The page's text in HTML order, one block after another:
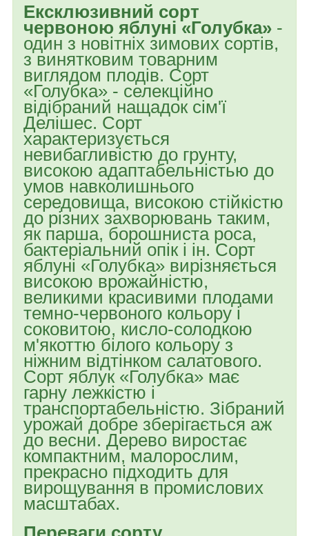
Ексклюзивний сорт
червоною яблуні «Голубка» -
один з новітніх зимових сортів,
з винятковим товарним
виглядом плодів. Сорт
«Голубка» - селекційно
відібраний нащадок сім'ї
Делішес. Сорт
характеризується
невибагливістю до грунту,
високою адаптабельністью до
умов навколишнього
середовища, високою стійкістю
до різних захворювань таким,
як парша, борошниста роса,
бактеріальний опік і ін. Сорт
яблуні «Голубка» вирізняється
високою врожайністю,
великими красивими плодами
темно-червоного кольору і
соковитою, кисло-солодкою
м'якоттю білого кольору з
ніжним відтінком салатового.
Сорт яблук «Голубка» має
гарну лежкістю і
транспортабельністю. Зібраний
урожай добре зберігається аж
до весни. Дерево виростає
компактним, малорослим,
прекрасно підходить для
вирощування в промислових
масштабах.